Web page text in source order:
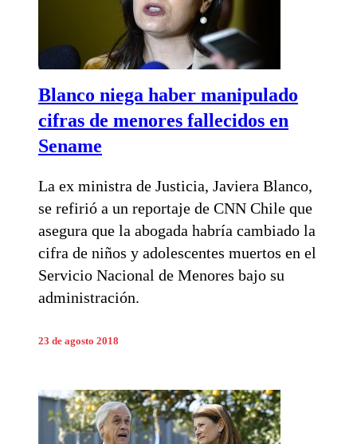
Blanco niega haber manipulado
cifras de menores fallecidos en
Sename
La ex ministra de Justicia, Javiera Blanco,
se refirió a un reportaje de CNN Chile que
asegura que la abogada habría cambiado la
cifra de niños y adolescentes muertos en el
Servicio Nacional de Menores bajo su
administración.
23 de agosto 2018